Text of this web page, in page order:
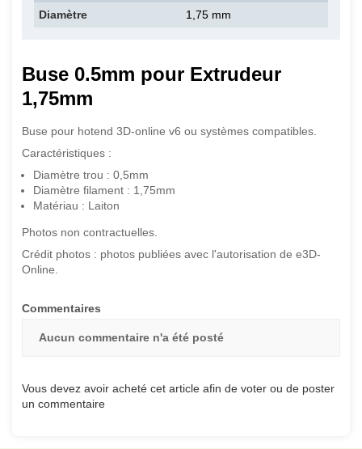
Diamètre
1,75 mm
Buse 0.5mm pour Extrudeur
1,75mm
Buse pour hotend 3D-online v6 ou systèmes compatibles.
Caractéristiques :
Diamètre trou : 0,5mm
Diamètre filament : 1,75mm
Matériau : Laiton
Photos non contractuelles.
Crédit photos : photos publiées avec l'autorisation de e3D-
Online.
Commentaires
Aucun commentaire n'a été posté
Vous devez avoir acheté cet article afin de voter ou de poster
un commentaire